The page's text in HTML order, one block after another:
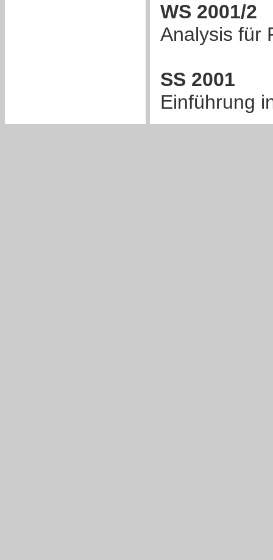
WS 2001/2
Analysis für
SS 2001
Einführung